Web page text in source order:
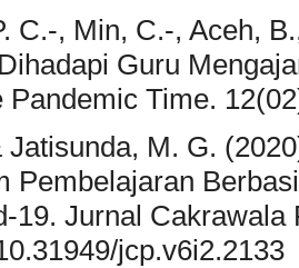
C.-, Min, C.-, Aceh,
Guru
Pandemic Time.
Jatisunda, M. G.
Pembelajaran
19. Jurnal Cakrawala
jcp.v6i2.2133